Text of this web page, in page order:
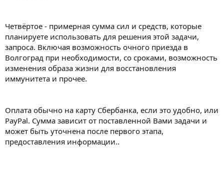
Четвёртое - примерная сумма сил и средств, которые
планируете использовать для решения этой задачи,
запроса. Включая возможность очного приезда в
Волгоград при необходимости, со сроками, возможность
изменения образа жизни для восстановления
иммунитета и прочее.
Оплата обычно на карту Сбербанка, если это удобно, или
PayPal. Сумма зависит от поставленной Вами задачи и
может быть уточнена после первого этапа,
предоставления информации..